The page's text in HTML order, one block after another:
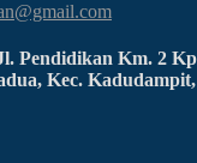
Pendidikan Km. 2
Kec.